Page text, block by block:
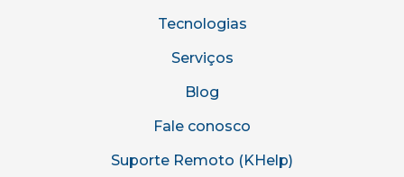
Tecnologias
Serviços
Blog
Fale conosco
Suporte Remoto (KHelp)